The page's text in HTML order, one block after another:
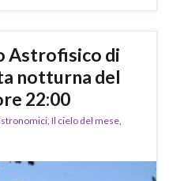
Astrofisico di
notturna del
22:00
, Il cielo del mese,